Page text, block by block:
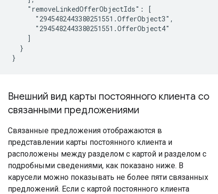
    "removeLinkedOfferObjectIds": [
      "2945482443380251551.OfferObject3",
      "2945482443380251551.OfferObject4"
    ]
  }
}
Внешний вид карты постоянного клиента со
связанными предложениями
Связанные предложения отображаются в
представлении карты постоянного клиента и
расположены между разделом с картой и разделом с
подробными сведениями, как показано ниже. В
карусели можно показывать не более пяти связанных
предложений. Если с картой постоянного клиента